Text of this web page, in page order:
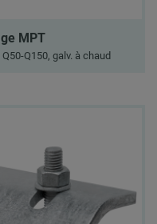
MPT
Q150, galv. à chaud